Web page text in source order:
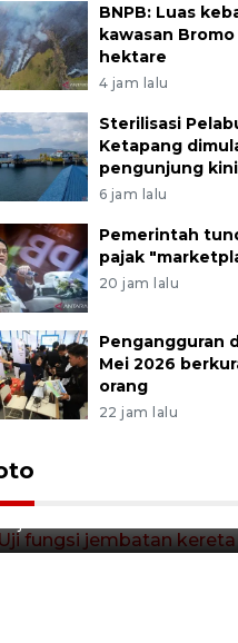
BNPB: Luas
kawasan
hektare
4 jam lalu
Sterilisasi
Ketapang
pengunjung
6 jam lalu
Pemerintah
pajak
20 jam lalu
Pengangguran
Mei 2026
orang
22 jam lalu
Uji fungsi jembatan
di Jember